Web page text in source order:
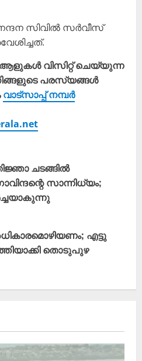
സിവിൽ സർവീസ്
വിസിറ്റ് ചെയ്യുന്ന
പരസ്യങ്ങൾ
വാട്സാപ്പ് നമ്പർ
ചടങ്ങിൽ
സാന്നിധ്യം;
എട്ടു
തൊടുപുഴ